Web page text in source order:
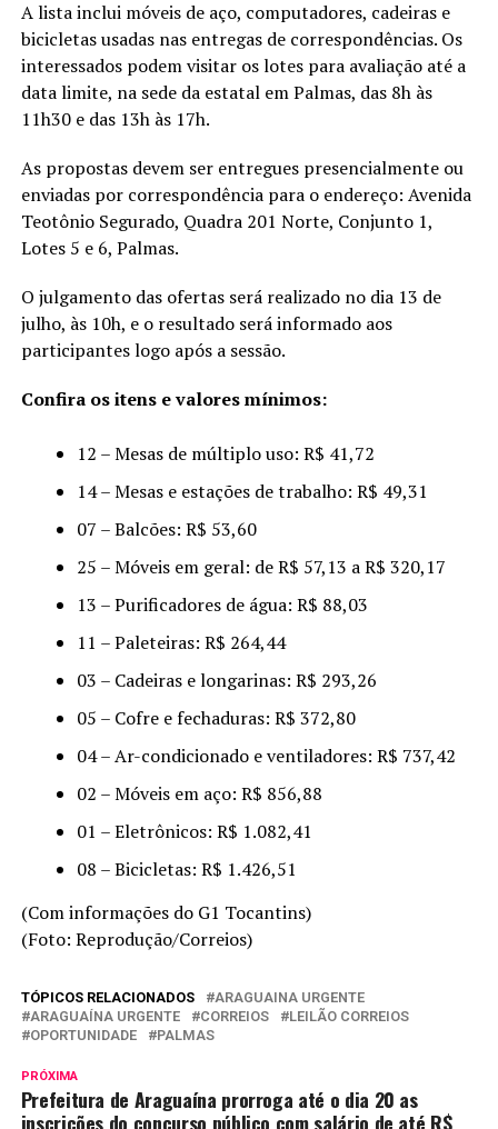
A lista inclui móveis de aço, computadores, cadeiras e
bicicletas usadas nas entregas de correspondências. Os
interessados podem visitar os lotes para avaliação até a
data limite, na sede da estatal em Palmas, das 8h às
11h30 e das 13h às 17h.
As propostas devem ser entregues presencialmente ou
enviadas por correspondência para o endereço: Avenida
Teotônio Segurado, Quadra 201 Norte, Conjunto 1,
Lotes 5 e 6, Palmas.
O julgamento das ofertas será realizado no dia 13 de
julho, às 10h, e o resultado será informado aos
participantes logo após a sessão.
Confira os itens e valores mínimos:
12 – Mesas de múltiplo uso: R$ 41,72
14 – Mesas e estações de trabalho: R$ 49,31
07 – Balcões: R$ 53,60
25 – Móveis em geral: de R$ 57,13 a R$ 320,17
13 – Purificadores de água: R$ 88,03
11 – Paleteiras: R$ 264,44
03 – Cadeiras e longarinas: R$ 293,26
05 – Cofre e fechaduras: R$ 372,80
04 – Ar-condicionado e ventiladores: R$ 737,42
02 – Móveis em aço: R$ 856,88
01 – Eletrônicos: R$ 1.082,41
08 – Bicicletas: R$ 1.426,51
(Com informações do G1 Tocantins)
(Foto: Reprodução/Correios)
TÓPICOS RELACIONADOS
ARAGUAINA URGENTE
ARAGUAÍNA URGENTE
CORREIOS
LEILÃO CORREIOS
OPORTUNIDADE
PALMAS
PRÓXIMA
Prefeitura de Araguaína prorroga até o dia 20 as
inscrições do concurso público com salário de até R$